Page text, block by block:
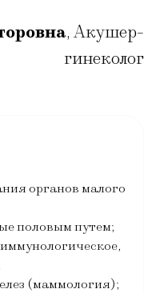
,Акушер-
гинеколог
органов малого
половым путем;
(маммология);